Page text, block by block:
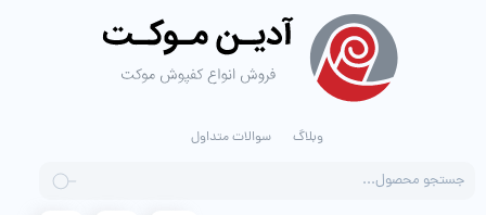
وبلاگ سوالات متداول
search